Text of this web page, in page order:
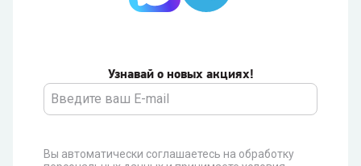
Узнавай о новых акциях!
Вы автоматически соглашаетесь на обработку